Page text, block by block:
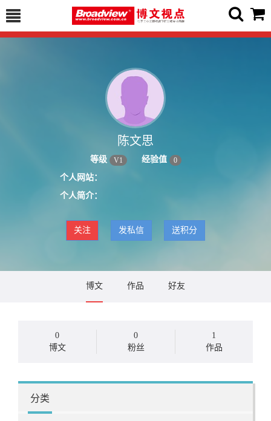
陈文思
等级 V1 经验值 0
个人网站：
个人简介：
关注 发私信 送积分
博文 作品 好友
0
博文
0
粉丝
1
作品
分类